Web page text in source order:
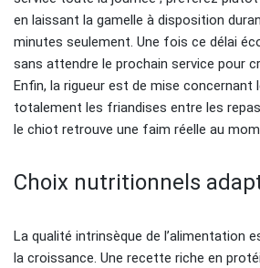
en laissant la gamelle à disposition
minutes seulement. Une fois ce délai
sans attendre le prochain service pour
Enfin, la rigueur est de mise concernant
totalement les friandises entre les
le chiot retrouve une faim réelle au
Choix nutritionnels
La qualité intrinsèque de l’alimentation
la croissance. Une recette riche en